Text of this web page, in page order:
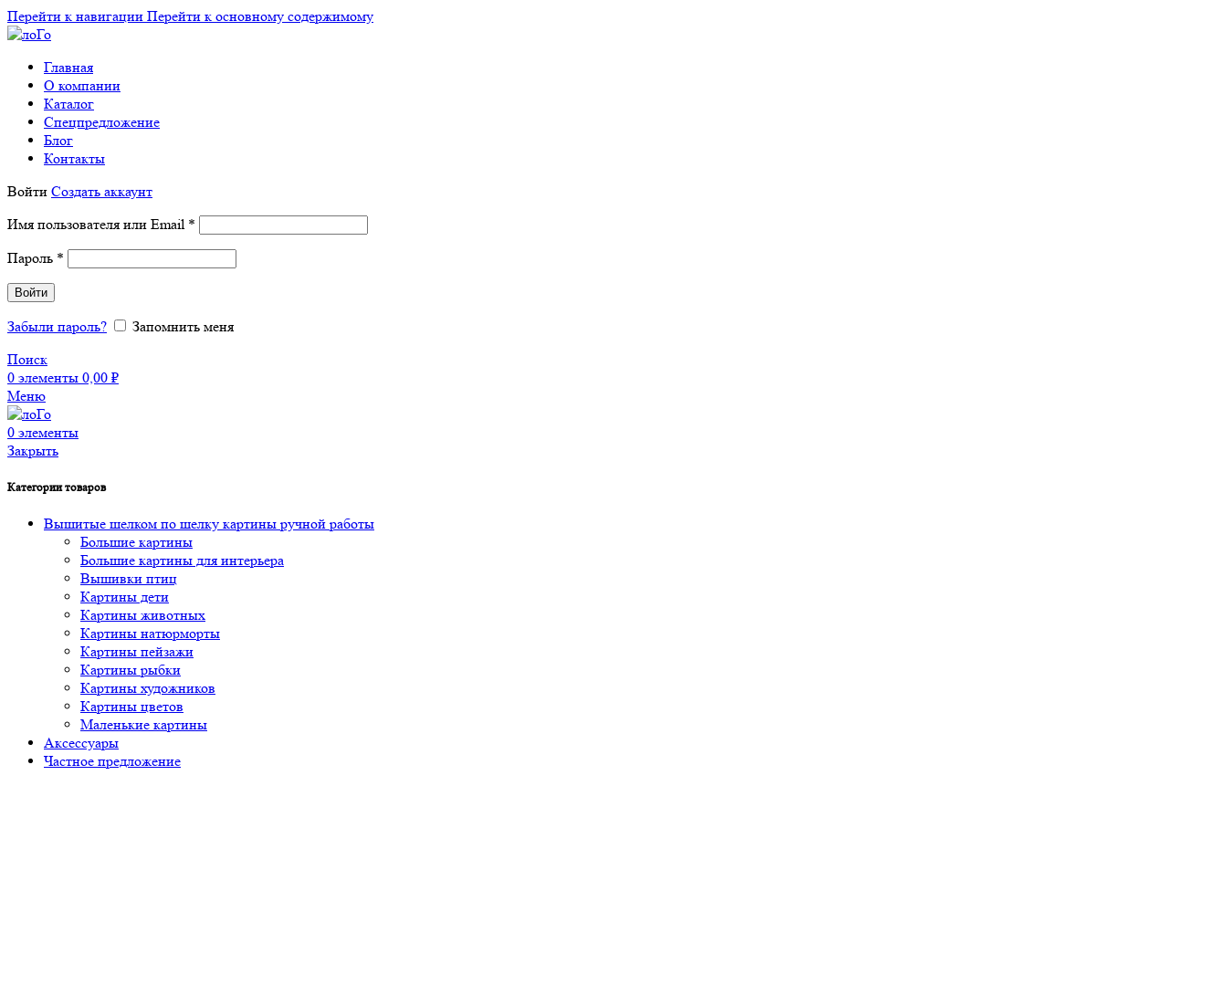
Перейти к навигации Перейти к основному содержимому
Главная
О компании
Каталог
Спецпредложение
Блог
Контакты
Войти Создать аккаунт
Имя пользователя или Email *
Пароль *
Войти
Забыли пароль?
Запомнить меня
Поиск
0 элементы 0,00 ₽
Меню
0 элементы
Закрыть
Категории товаров
Вышитые шелком по шелку картины ручной работы
Большие картины
Большие картины для интерьера
Вышивки птиц
Картины дети
Картины животных
Картины натюрморты
Картины пейзажи
Картины рыбки
Картины художников
Картины цветов
Маленькие картины
Аксессуары
Частное предложение